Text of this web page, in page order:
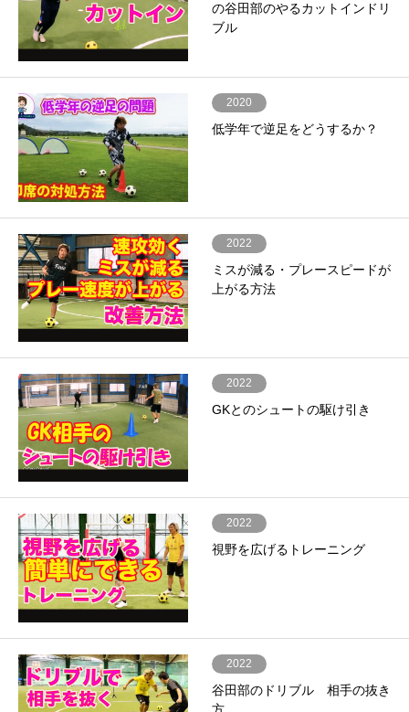
の谷田部のやるカットインドリ
ブル
2020
低学年で逆足をどうするか？
2022
ミスが減る・プレースピードが
上がる方法
2022
GKとのシュートの駆け引き
2022
視野を広げるトレーニング
2022
谷田部のドリブル 相手の抜き
方